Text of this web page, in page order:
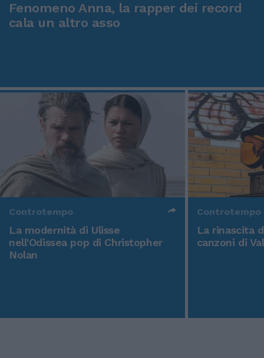
Fenomeno Anna, la rapper dei record
cala un altro asso
Controtempo
La modernità di Ulisse
nell'Odissea pop di Christopher
Nolan
Controtempo
La rinascita
canzoni di